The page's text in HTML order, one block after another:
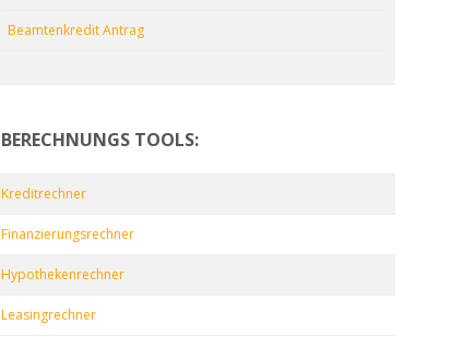
Beamtenkredit Antrag
BERECHNUNGS TOOLS:
Kreditrechner
Finanzierungsrechner
Hypothekenrechner
Leasingrechner